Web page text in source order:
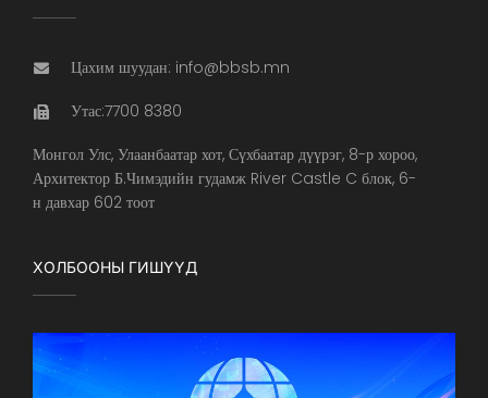
Цахим шуудан: info@bbsb.mn
Утас:7700 8380
Монгол Улс, Улаанбаатар хот, Сүхбаатар дүүрэг, 8-р хороо,
Архитектор Б.Чимэдийн гудамж River Castle C блок, 6-
н давхар 602 тоот
ХОЛБООНЫ ГИШҮҮД